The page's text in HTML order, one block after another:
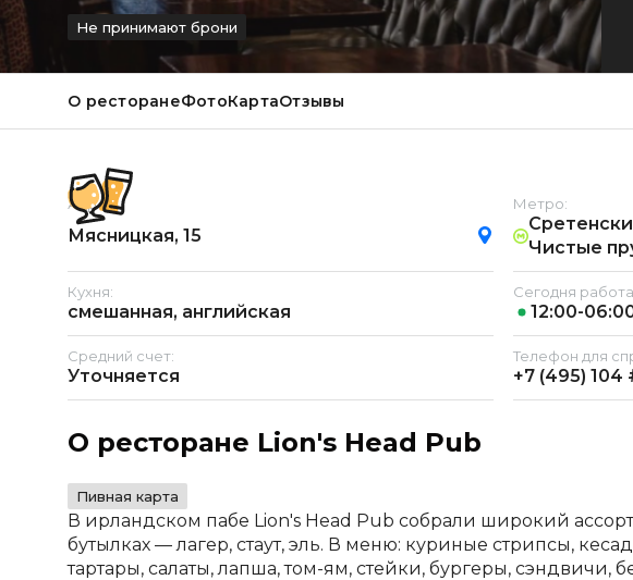
Не принимают брони
О ресторанеФотоКартаОтзывы
Адрес:
Мясницкая, 15
Метро:
Чистые
Кухня:
смешанная, английская
Сегодня
12:00-
Средний счет:
Уточняется
Телефон для
+7 (495) 104
О ресторане Lion's Head Pub
Пивная карта
В ирландском пабе Lion's Head Pub собрали широкий
бутылках — лагер, стаут, эль. В меню: куриные стрипсы,
тартары, салаты, лапша, том-ям, стейки, бургеры, сэндвичи,